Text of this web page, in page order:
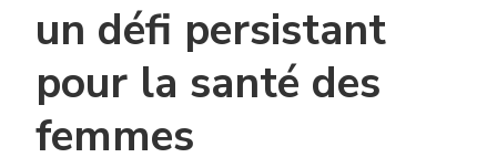
un défi persistant
pour la santé des
femmes